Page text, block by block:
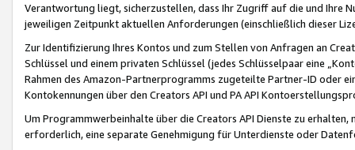
Verantwortung liegt, sicherzustellen, dass Ihr Zugriff auf die und Ihre
jeweiligen Zeitpunkt aktuellen Anforderungen (einschließlich dieser
Zur Identifizierung Ihres Kontos und zum Stellen von Anfragen an
Schlüssel und einem privaten Schlüssel (jedes Schlüsselpaar eine
Rahmen des Amazon-Partnerprogramms zugeteilte Partner-ID oder
Kontokennungen über den Creators API und PA API
Um Programmwerbeinhalte über die Creators API Dienste zu
erforderlich, eine separate Genehmigung für Unterdienste oder